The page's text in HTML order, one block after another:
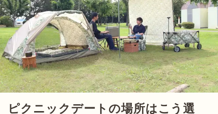
ピクニックデートの場所はこう選